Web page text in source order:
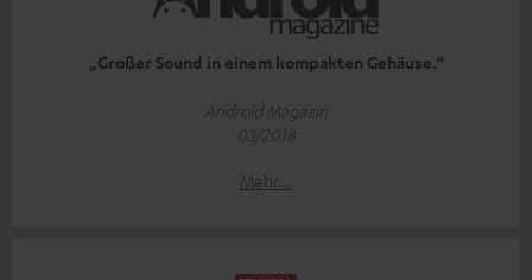
„Großer Sound in einem kompakten Gehäuse.“
Android Magazin
03/2018
Mehr...